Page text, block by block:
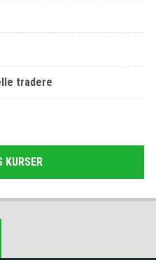
tradere
KURSER